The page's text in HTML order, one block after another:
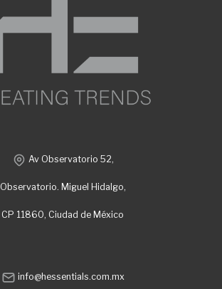
Av Observatorio 52,
Observatorio. Miguel Hidalgo,
CP 11860, Ciudad de México
info@hessentials.com.mx